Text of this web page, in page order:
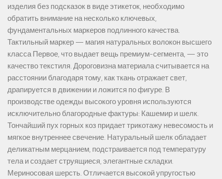
изделия без подсказок в виде этикеток, необходимо
обратить внимание на несколько ключевых,
фундаментальных маркеров подлинного качества.
Тактильный маркер — магия натуральных волокон высшего
класса Первое, что выдает вещь премиум-сегмента, — это
качество текстиля. Дороговизна материала считывается на
расстоянии благодаря тому, как ткань отражает свет,
драпируется в движении и ложится по фигуре. В
производстве одежды высокого уровня используются
исключительно благородные фактуры: Кашемир и шелк.
Тончайший пух горных коз придает трикотажу невесомость и
мягкое внутреннее свечение. Натуральный шелк обладает
деликатным мерцанием, подстраивается под температуру
тела и создает струящиеся, элегантные складки.
Мериносовая шерсть. Отличается высокой упругостью